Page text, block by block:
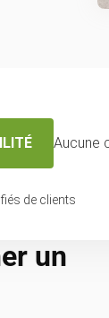
Aucune
de clients
un